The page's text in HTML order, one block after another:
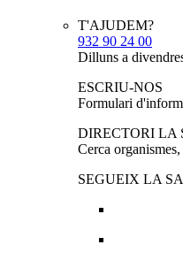
T'AJUDEM?
932 90 24 00
Dilluns a
ESCRIU-NOS
Formulari
DIRECTORI LA
Cerca
SEGUEIX LA